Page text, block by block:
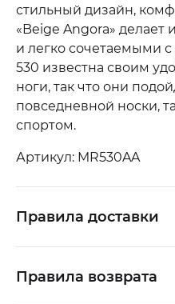
стильный дизайн,
«Beige Angora»
и легко сочетаемыми
530 известна своим
ноги, так что они
повседневной носки,
спортом.
Артикул: MR530AA
Правила доставки
Правила возврата